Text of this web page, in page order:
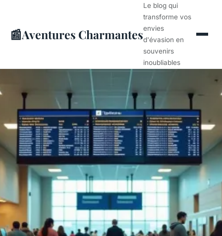
📰Aventures Charmantes
Le blog qui
transforme vos
envies
d'évasion en
souvenirs
inoubliables